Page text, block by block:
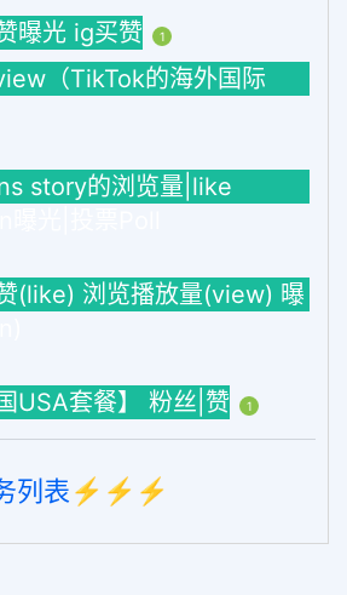
曝光 ig买赞 1
（TikTok的海外国际
story的浏览量|like
(like) 浏览播放量(view) 曝
USA套餐】 粉丝|赞 1
列表⚡️⚡️⚡️